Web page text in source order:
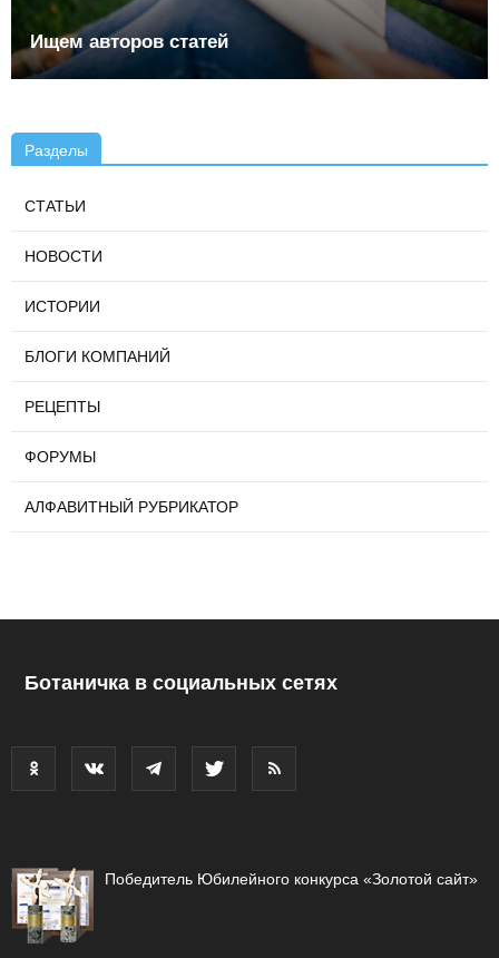
Ищем авторов статей
Разделы
СТАТЬИ
НОВОСТИ
ИСТОРИИ
БЛОГИ КОМПАНИЙ
РЕЦЕПТЫ
ФОРУМЫ
АЛФАВИТНЫЙ РУБРИКАТОР
Ботаничка в социальных сетях
Победитель Юбилейного конкурса «Золотой сайт»